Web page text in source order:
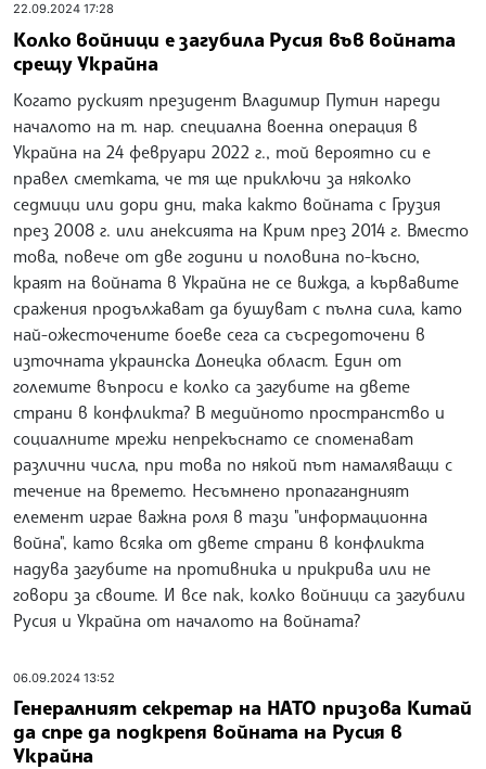
22.09.2024 17:28
Колко войници е загубила Русия във войната
срещу Украйна
Когато руският президент Владимир Путин нареди
началото на т. нар. специална военна операция в
Украйна на 24 февруари 2022 г., той вероятно си е
правел сметката, че тя ще приключи за няколко
седмици или дори дни, така както войната с Грузия
през 2008 г. или анексията на Крим през 2014 г. Вместо
това, повече от две години и половина по-късно,
краят на войната в Украйна не се вижда, а кървавите
сражения продължават да бушуват с пълна сила, като
най-ожесточените боеве сега са съсредоточени в
източната украинска Донецка област. Един от
големите въпроси е колко са загубите на двете
страни в конфликта? В медийното пространство и
социалните мрежи непрекъснато се споменават
различни числа, при това по някой път намаляващи с
течение на времето. Несъмнено пропагандният
елемент играе важна роля в тази "информационна
война", като всяка от двете страни в конфликта
надува загубите на противника и прикрива или не
говори за своите. И все пак, колко войници са загубили
Русия и Украйна от началото на войната?
06.09.2024 13:52
Генералният секретар на НАТО призова Китай
да спре да подкрепя войната на Русия в
Украйна